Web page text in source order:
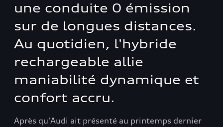
une conduite 0 émission
sur de longues distances.
Au quotidien, l'hybride
rechargeable allie
maniabilité dynamique et
confort accru.
Après qu'Audi ait présenté au printemps dernier